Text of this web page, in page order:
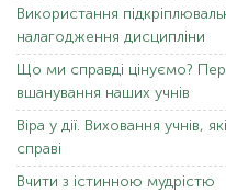
Використання
налагодження дисципліни
Що ми справді цінуємо?
вшанування наших учнів
Віра у дії. Виховання учнів,
справі
Вчити з істинною мудрістю